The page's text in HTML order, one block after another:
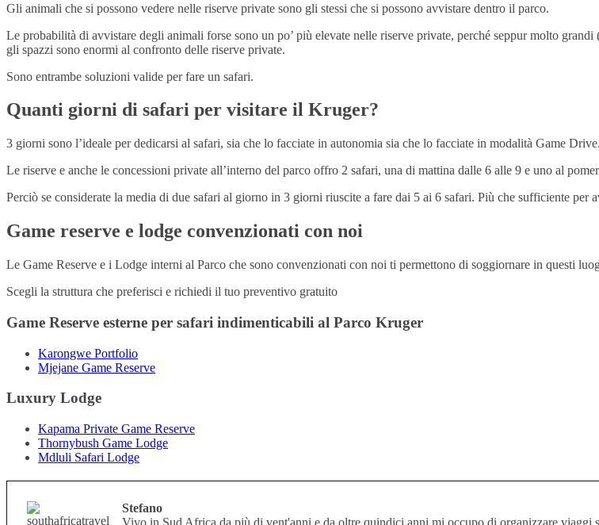
Gli animali che si possono vedere nelle riserve private sono gli stessi che si possono avvistare dentro il parco.
Le probabilità di avvistare degli animali forse sono un po’ più elevate nelle riserve private, perché seppur molto
gli spazzi sono enormi al confronto delle riserve private.
Sono entrambe soluzioni valide per fare un safari.
Quanti giorni di safari per visitare il Kruger?
3 giorni sono l’ideale per dedicarsi al safari, sia che lo facciate in autonomia sia che lo facciate in modalità Game Drive.
Le riserve e anche le concessioni private all’interno del parco offro 2 safari, una di mattina dalle 6 alle 9 e uno al
Perciò se considerate la media di due safari al giorno in 3 giorni riuscite a fare dai 5 ai 6 safari. Più che sufficiente per
Game reserve e lodge convenzionati con noi
Le Game Reserve e i Lodge interni al Parco che sono convenzionati con noi ti permettono di soggiornare in questi
Scegli la struttura che preferisci e richiedi il tuo preventivo gratuito
Game Reserve esterne per safari indimenticabili al Parco Kruger
Karongwe Portfolio
Mjejane Game Reserve
Luxury Lodge
Kapama Private Game Reserve
Thornybush Game Lodge
Mdluli Safari Lodge
Stefano
Vivo in Sud Africa da più di vent'anni e da oltre quindici anni mi occupo di organizzare viaggi